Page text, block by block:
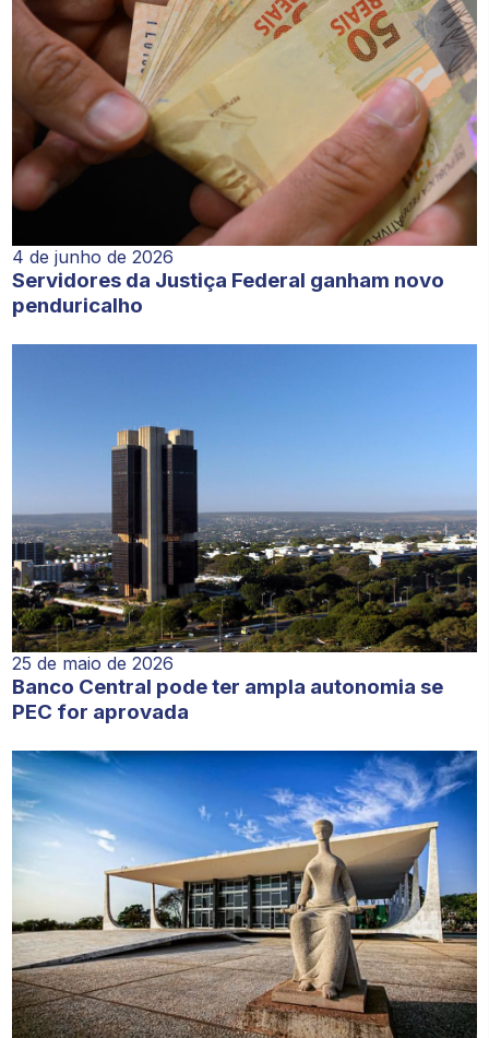
4 de junho de 2026
Servidores da Justiça Federal ganham novo
penduricalho
25 de maio de 2026
Banco Central pode ter ampla autonomia se
PEC for aprovada